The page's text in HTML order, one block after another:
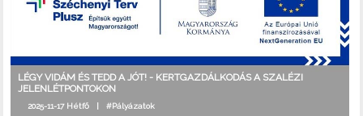
LÉGY VIDÁM ÉS TEDD A JÓT! - KERTGAZDÁLKODÁS A SZALÉZI
JELENLÉTPONTOKON
2025-11-17 Hétfő |#Pályázatok